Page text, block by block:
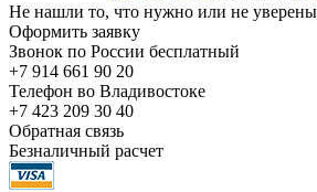
Не нашли то, что нужно или не
Оформить заявку
Звонок по России бесплатный
+7 914 661 90 20
Телефон во Владивостоке
+7 423 209 30 40
Обратная связь
Безналичный расчет